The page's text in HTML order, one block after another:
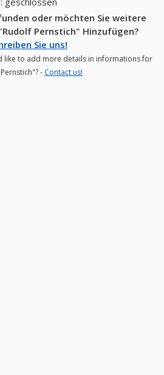
oder möchten Sie weitere
Pernstich" Hinzufügen?
Sie uns!
like to add more details in informations for
- Contact us!